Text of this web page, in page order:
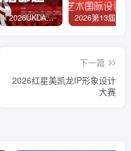
暗壳AI x 2026UKDA英国新概念设计奖
下一篇
2026红星美凯龙IP形象设计
大赛